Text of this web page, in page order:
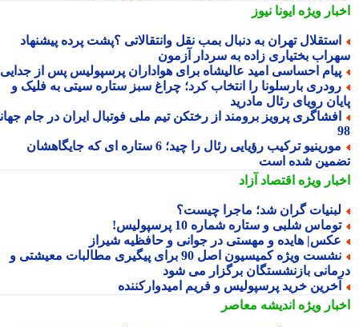
ویژهایونا نیوز
تهران به دنبال بمب نقل وانتقالاتی ؟پشت پرده پیشنهاد
بختیاری زاده به سردار آزمون
احساسی امید عالیشاه برای هواداران پرسپولیس پس از جدایی
بارسلونا را انتخاب کرد؛ چراغ سبز ستاره سیتی به فلیک و
رویای رئال مادرید
پرویز برومند از رختکن تیم ملی فوتبال ایران در جام جهانی
مورینیو ترکیب رؤیایی رئال را چید؛ 6 ستاره ای که جایگاهشان
شده است
ویژهاقتصاد آزاد
گران شد؛ ماجرا چیست؟
شلبی و ستاره شماره 10 پرسپولیس!
هایده و مهستی در جوانی و حافظیه شیراز
نشست ویژه کمیسیون اصل 90 برای پیگیری مطالبات معیشتی و
بازنشستگان برگزار می شود
خرید پرسپولیس و فریم امیدوارکننده
ویژهاندیشه معاصر